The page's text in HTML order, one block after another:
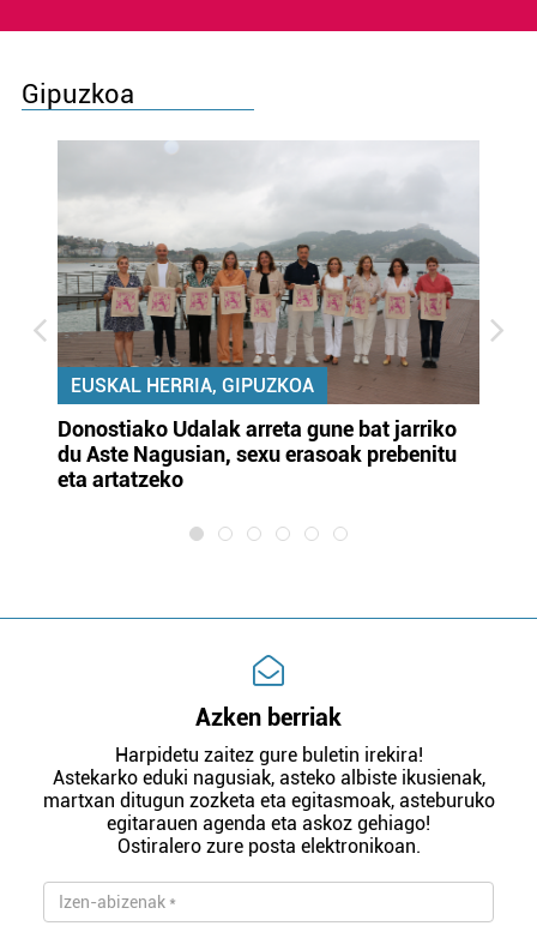
Gipuzkoa
EUSKAL HERRIA, GIPUZKOA
Donostiako Udalak arreta gune bat jarriko
du Aste Nagusian, sexu erasoak prebenitu
eta artatzeko
Azken berriak
Harpidetu zaitez gure buletin irekira!
Astekarko eduki nagusiak, asteko albiste ikusienak,
martxan ditugun zozketa eta egitasmoak, asteburuko
egitarauen agenda eta askoz gehiago!
Ostiralero zure posta elektronikoan.